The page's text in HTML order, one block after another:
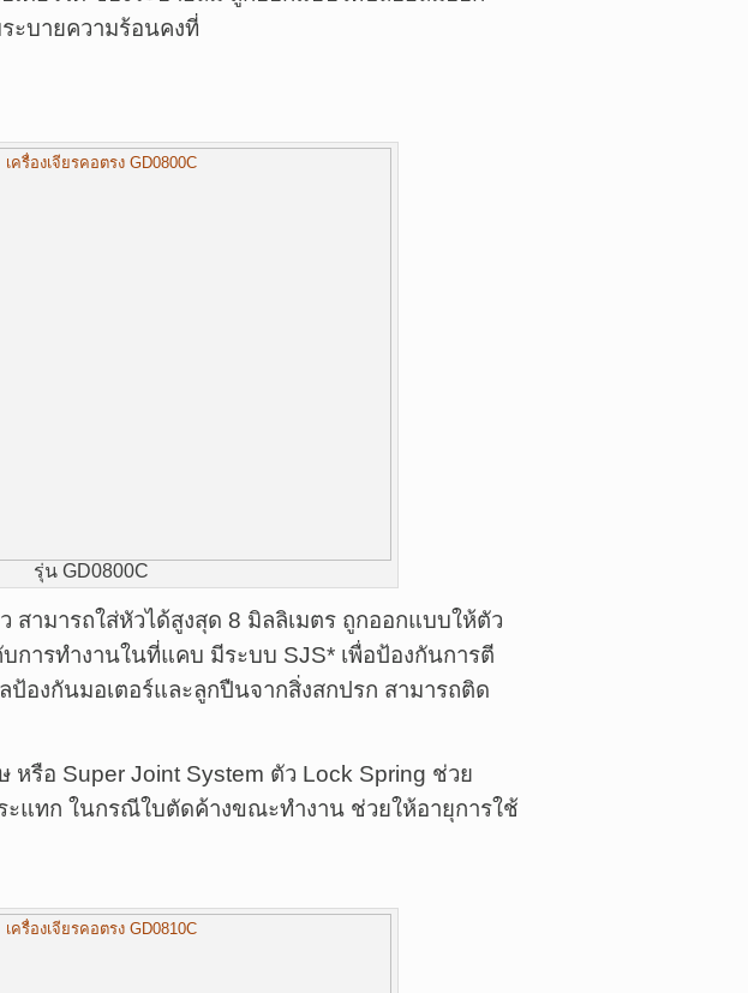
ะบายความร้อนคงที่
รุ่น GD0800C
สามารถใส่หัวได้สูงสุด 8 มิลลิเมตร ถูกออกแบบให้ตัว
บการทำงานในที่แคบ มีระบบ SJS* เพื่อป้องกันการตี
องกันมอเตอร์และลูกปืนจากสิ่งสกปรก สามารถติด
หรือ Super Joint System ตัว Lock Spring ช่วย
ะแทก ในกรณีใบตัดค้างขณะทำงาน ช่วยให้อายุการใช้